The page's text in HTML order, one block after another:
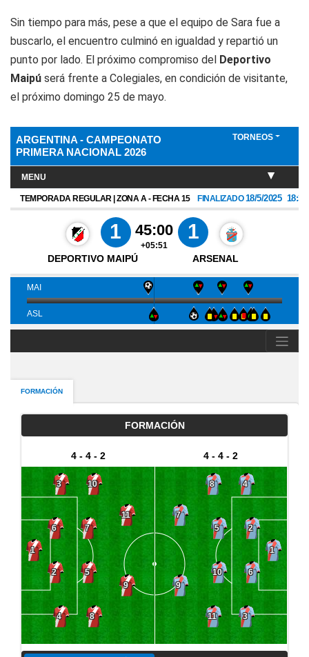
Sin tiempo para más, pese a que el equipo de Sara fue a
buscarlo, el encuentro culminó en igualdad y repartió un
punto por lado. El próximo compromiso del Deportivo
Maipú será frente a Colegiales, en condición de visitante,
el próximo domingo 25 de mayo.